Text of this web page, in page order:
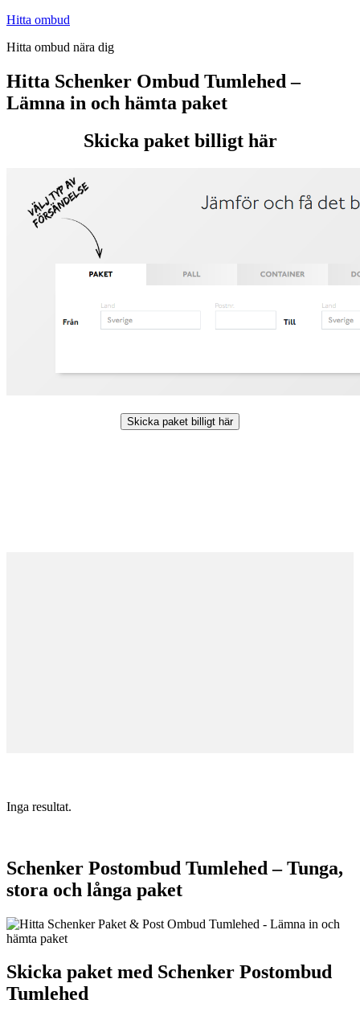
Hoppa
innehåll
Hitta ombud
Hitta ombud nära dig
Hitta Schenker Ombud Tumlehed –
Lämna in och hämta paket
Skicka paket billigt här
Skicka paket billigt här
Inga resultat.
Schenker Postombud Tumlehed – Tunga,
stora och långa paket
Skicka paket med Schenker Postombud
Tumlehed